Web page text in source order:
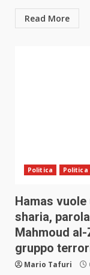
Read More
Politica Politica
Hamas
sharia,
Mahmoud
gruppo
Mario Tafuri